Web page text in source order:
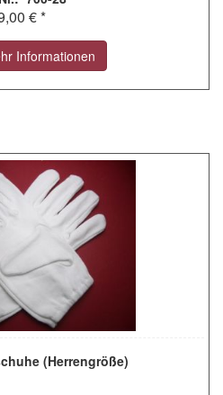
€ *
Informationen
(Herrengröße)